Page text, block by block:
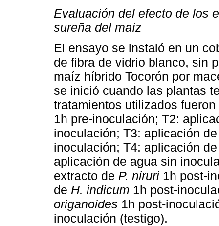
Evaluación del efecto de los
sureña del maíz
El ensayo se instaló en un
de fibra de vidrio blanco, sin
maíz híbrido Tocorón por
se inició cuando las plantas
tratamientos utilizados
1h pre-inoculación; T2:
inoculación; T3: aplicación
inoculación; T4: aplicación
aplicación de agua sin
extracto de P. niruri 1h post-
de H. indicum 1h post-
origanoides 1h post-
inoculación (testigo).